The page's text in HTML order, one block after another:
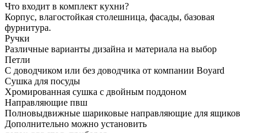
Что входит в комплект кухни?
Корпус, влагостойкая столешница, фасады, базовая
фурнитура.
Ручки
Различные варианты дизайна и материала на выбор
Петли
С доводчиком или без доводчика от компании Boyard
Сушка для посуды
Хромированная сушка с двойным поддоном
Направляющие пвш
Полновыдвижные шариковые направляющие для ящиков
Дополнительно можно установить